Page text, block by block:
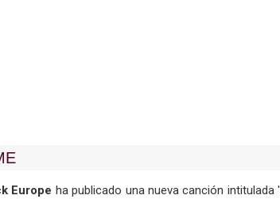
Europe ha publicado una nueva canción intitulada '